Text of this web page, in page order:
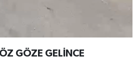
GÖZE GELİNCE